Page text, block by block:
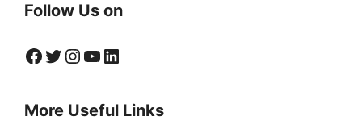
Follow Us on
Facebook
Twitter
Instagram
YouTube
LinkedIn
More Useful Links